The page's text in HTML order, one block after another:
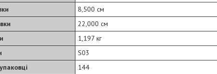
8,500 см
22,000 см
1,197 кг
S03
144